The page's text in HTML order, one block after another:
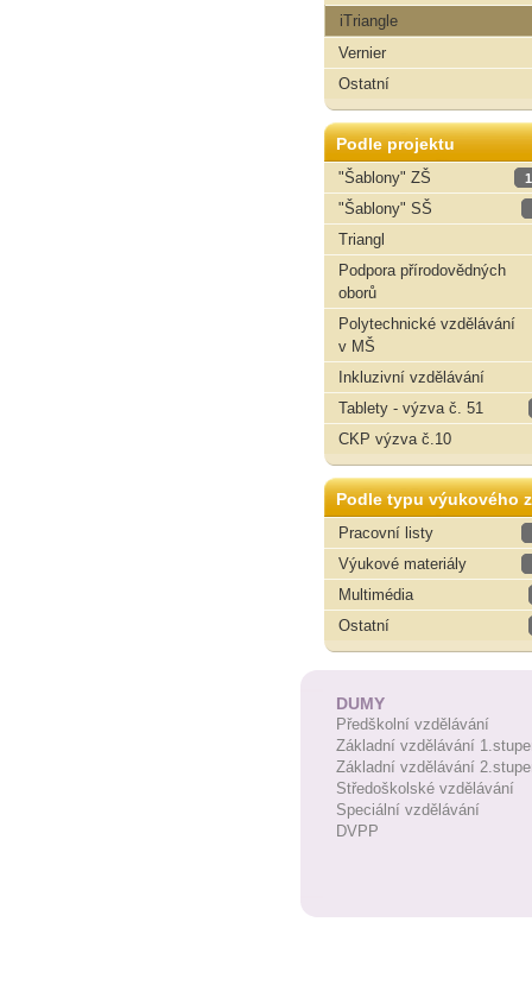
iTriangle
Vernier
Ostatní
Podle projektu
"Šablony" ZŠ
"Šablony" SŠ
Triangl
Podpora přírodovědných
oborů
Polytechnické vzdělávání
v MŠ
Inkluzivní vzdělávání
Tablety - výzva č. 51
CKP výzva č.10
Podle typu výukového
Pracovní listy
Výukové materiály
Multimédia
Ostatní
DUMY
Předškolní vzdělávání
Základní vzdělávání
Základní vzdělávání
Středoškolské vzdělávání
Speciální vzdělávání
DVPP